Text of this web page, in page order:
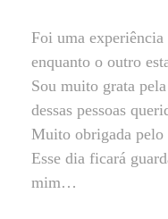
Foi uma
enquanto o outro
Sou muito grata
dessas pessoas
Muito obrigada pelo
Esse dia ficará
mim…